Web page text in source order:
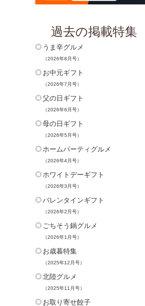
過去の掲載特集
うま辛グルメ
（2026年8月号）
お中元ギフト
（2026年7月号）
父の日ギフト
（2026年6月号）
母の日ギフト
（2026年5月号）
ホームパーティグルメ
（2026年4月号）
ホワイトデーギフト
（2026年3月号）
バレンタインギフト
（2026年2月号）
ごちそう鍋グルメ
（2026年1月号）
お歳暮特集
（2025年12月号）
北陸グルメ
（2025年11月号）
お取り寄せ餃子